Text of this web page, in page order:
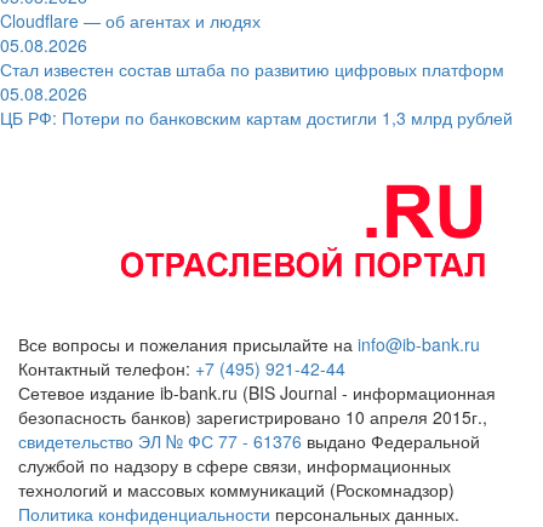
Cloudflare — об агентах и людях
05.08.2026
Стал известен состав штаба по развитию цифровых платформ
05.08.2026
ЦБ РФ: Потери по банковским картам достигли 1,3 млрд рублей
Все вопросы и пожелания присылайте на info@ib-bank.ru
Контактный телефон: +7 (495) 921-42-44
Сетевое издание ib-bank.ru (BIS Journal - информационная
безопасность банков) зарегистрировано 10 апреля 2015г.,
свидетельство ЭЛ № ФС 77 - 61376 выдано Федеральной
службой по надзору в сфере связи, информационных
технологий и массовых коммуникаций (Роскомнадзор)
Политика конфиденциальности персональных данных.